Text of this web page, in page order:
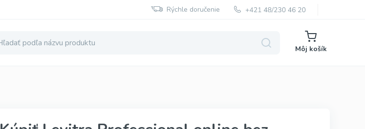
Rýchle doručenie
Môj košík